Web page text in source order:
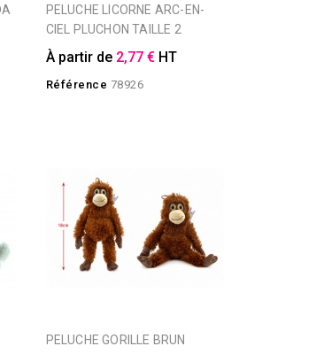
PELUCHE LICORNE ARC-EN-
CIEL PLUCHON TAILLE 2
À partir de 2,77 € HT
Référence 78926
PELUCHE GORILLE BRUN